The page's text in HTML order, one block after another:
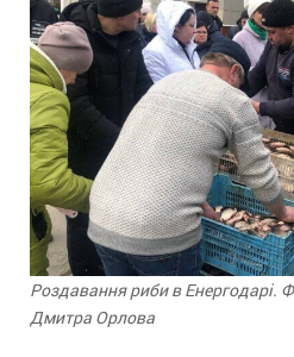
Роздавання риби в Енергодарі.
Дмитра Орлова